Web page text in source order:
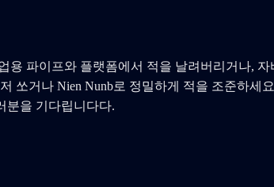
용 파이프와 플랫폼에서 적을 날려버리거나,
쏘거나 Nien Nunb로 정밀하게 적을 조준하세
분을 기다립니다다.